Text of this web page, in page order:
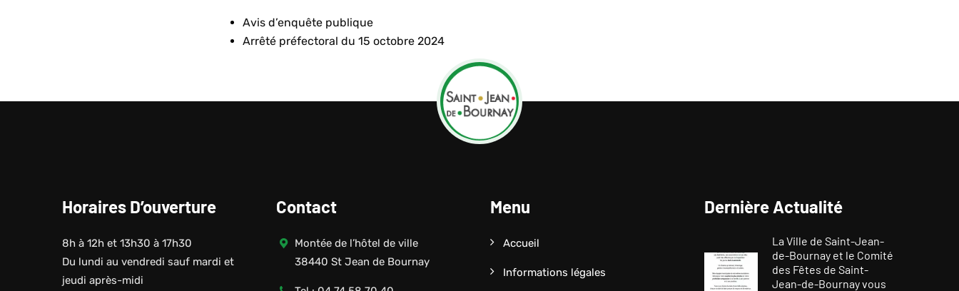
Avis d’enquête publique
Arrêté préfectoral du 15 octobre 2024
Horaires D’ouverture
8h à 12h et 13h30 à 17h30
Du lundi au vendredi sauf mardi et
jeudi après-midi
Contact
Montée de l’hôtel de ville
38440 St Jean de Bournay
Menu
Accueil
Informations légales
Dernière Actualité
La Ville de Saint-Jean-
de-Bournay et le Comité
des Fêtes de Saint-
Jean-de-Bournay vous